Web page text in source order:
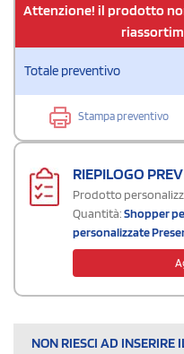
Attenzione! il prodotto
Totale preventivo
Stampa preventivo
RIEPILOGO
Prodotto
Quantità:Shopper
personalizzate
NON RIESCI AD INSERIRE